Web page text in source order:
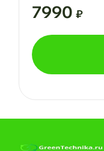
7990 ₽